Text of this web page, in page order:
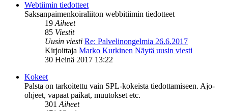
Webtiimin tiedotteet
Saksanpaimenkoiraliiton webbitiimin tiedotteet
19Aiheet
85 Viestit
Uusin viesti Re: Palvelinongelmia 26.6.2017
Kirjoittaja Marko Kurkinen Näytä uusin viesti
30 Heinä 2017 13:22
Kokeet
Palsta on tarkoitettu vain SPL-kokeista tiedottamiseen. Ajo-
ohjeet, vapaat paikat, muutokset etc.
301Aiheet